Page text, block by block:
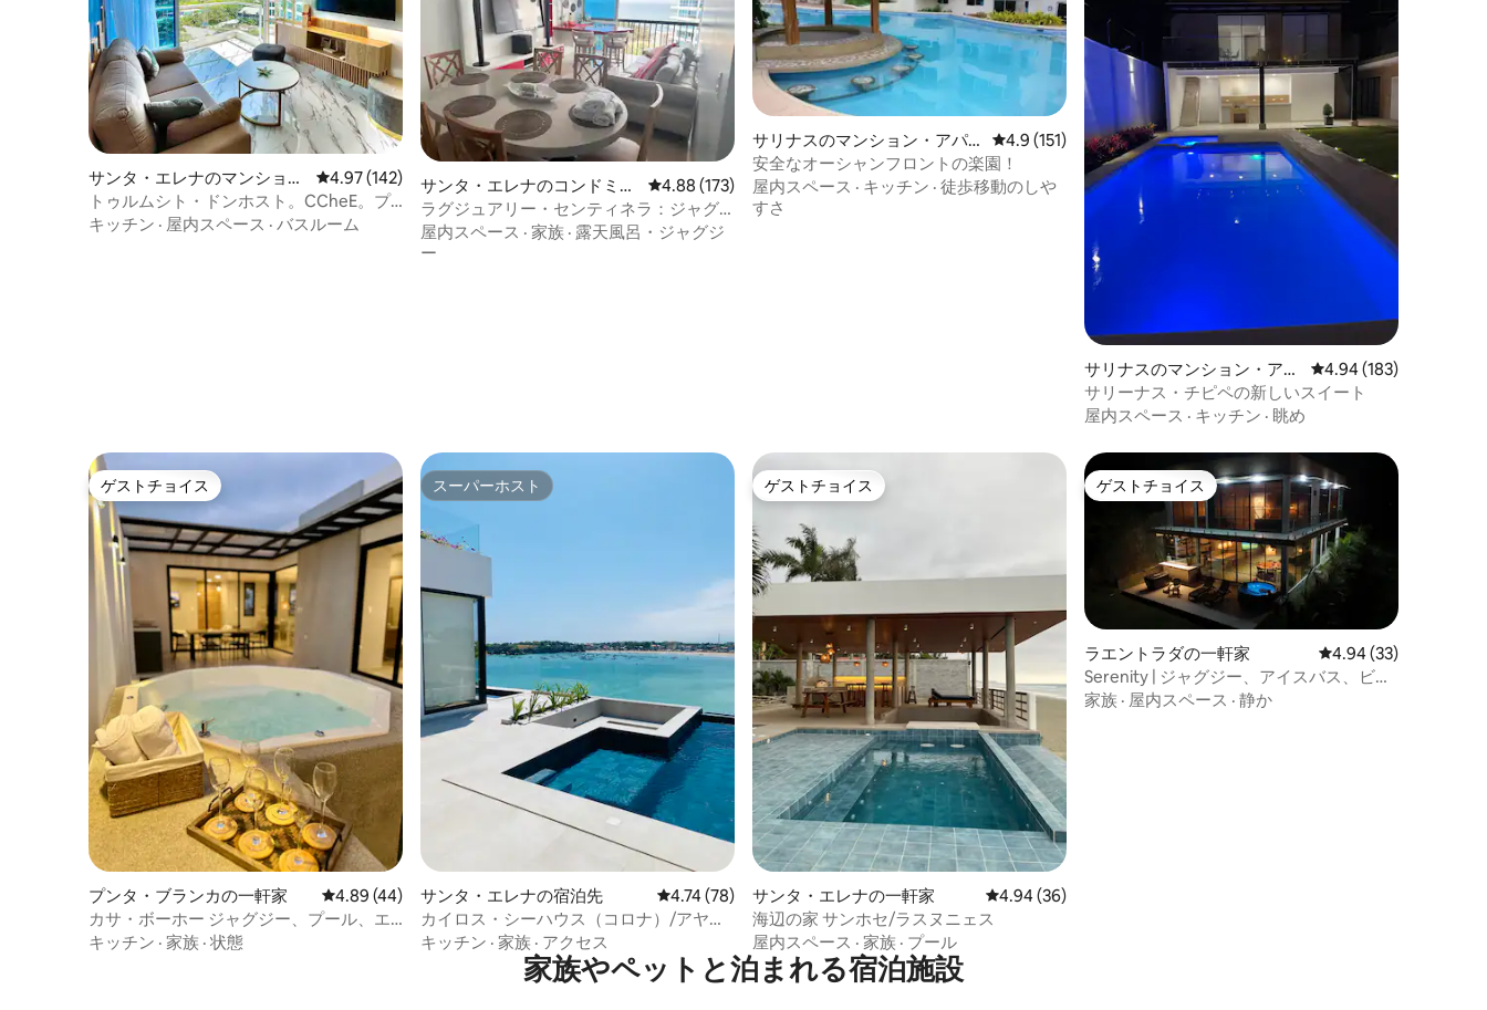
らもゲスト専用です。1階には、全面人工
芝で覆われた70平方メートルのパティオ
があり、バーベキューエリア、屋外ダイ
ニングセット、ガーデンパラソルが完備
されています！バーベキューとパティオ
には照明が設置されているので、夜でも
バーベキューを楽しむことができます。
屋上では、アヤンゲ湾の息をのむような
景色を楽しめます。2階には、夕日を眺め
るのに最適なプール、屋根付きのバー、
屋外シャワー、ハーフバスルームがあり
無料のWi-Fiが利用でき、ゲート付きコミ
ュニティ内の玄関のすぐそばに駐車場が
あります。
サンタ・エレナのマンショ
ン・アパート
レビュー142件、5つ星中4.97つ星の平均評価
4.97 (142)
トゥルムシト・ドンホスト。CCheE。プ
ンタ・センティネラ
キッチン · 屋内スペース · バスルーム
サンタ・エレナのコンドミニ
アム
レビュー173件、5つ星中4.88つ星の平均評価
4.88 (173)
ラグジュアリー・センティネラ：ジャグ
ジー、セキュリティ、エアコン、駐車場
屋内スペース · 家族 · 露天風呂・ジャグジ
ー
サリナスのマンション・アパ
ート
レビュー151件、5つ星中4.9つ星の平均評価
4.9 (151)
安全なオーシャンフロントの楽園！
屋内スペース · キッチン · 徒歩移動のしや
すさ
サリナスのマンション・アパ
ート
レビュー183件、5つ
4.94 (183)
サリーナス・チピペの新しいスイート
屋内スペース · キッチン · 眺め
ゲストチョイス
ゲストチョイス
プンタ・ブランカの一軒家 レビュー44件、5つ星中4.89つ星の平均評価
4.89 (44)
カサ・ボーホー ジャグジー、プール、エ
アコン、24時間365日警備
キッチン · 家族 · 状態
スーパーホスト
スーパーホスト
サンタ・エレナの宿泊先 レビュー78件、5つ星中4.74つ星の平均評価
4.74 (78)
カイロス・シーハウス（コロナ）/アヤン
ゲ
キッチン · 家族 · アクセス
ゲストチョイス
ゲストチョイス
サンタ・エレナの一軒家 レビュー36件、5つ星中4.94つ星の平均評価
4.94 (36)
海辺の家 サンホセ/ラスヌニェス
屋内スペース · 家族 · プール
ゲストチョイス
ゲストチョイス
ラエントラダの一軒家 レビュー33件、5つ星
4.94 (33)
Serenity | ジャグジー、アイスバス、ビー
チへのアクセス
家族 · 屋内スペース · 静か
家族やペットと泊まれる宿泊施設